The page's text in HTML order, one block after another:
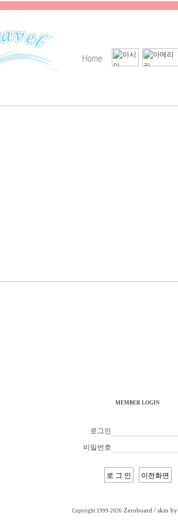
MEMBER LOGIN
로그인
비밀번호
Copyright 1999-2026 Zeroboard / skin by